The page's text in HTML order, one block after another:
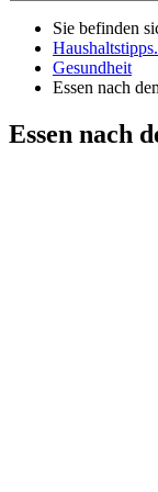
Sie befinden
Gesundheit
Essen nach
Essen nach